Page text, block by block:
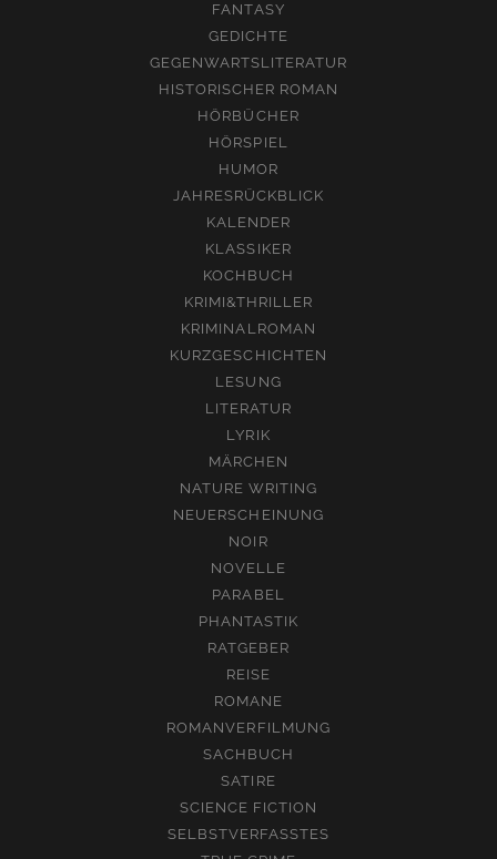
FANTASY
GEDICHTE
GEGENWARTSLITERATUR
HISTORISCHER ROMAN
HÖRBÜCHER
HÖRSPIEL
HUMOR
JAHRESRÜCKBLICK
KALENDER
KLASSIKER
KOCHBUCH
KRIMI&THRILLER
KRIMINALROMAN
KURZGESCHICHTEN
LESUNG
LITERATUR
LYRIK
MÄRCHEN
NATURE WRITING
NEUERSCHEINUNG
NOIR
NOVELLE
PARABEL
PHANTASTIK
RATGEBER
REISE
ROMANE
ROMANVERFILMUNG
SACHBUCH
SATIRE
SCIENCE FICTION
SELBSTVERFASSTES